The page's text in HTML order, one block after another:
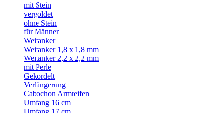
mit Stein
vergoldet
ohne Stein
für Männer
Weitanker
Weitanker 1,8 x 1,8 mm
Weitanker 2,2 x 2,2 mm
mit Perle
Gekordelt
Verlängerung
Cabochon Armreifen
Umfang 16 cm
Umfang 17 cm